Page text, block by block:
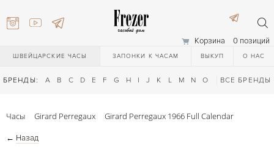
Корзина 0 позиций
ШВЕЙЦАРСКИЕ ЧАСЫ ЗАПОНКИ К ЧАСАМ ВЫКУП О НАС
БРЕНДЫ: A B C D E F G H I J K L M N O Q R S T
ВСЕ БРЕНДЫ
Часы Girard Perregaux Girard Perregaux 1966 Full Calendar
← Назад